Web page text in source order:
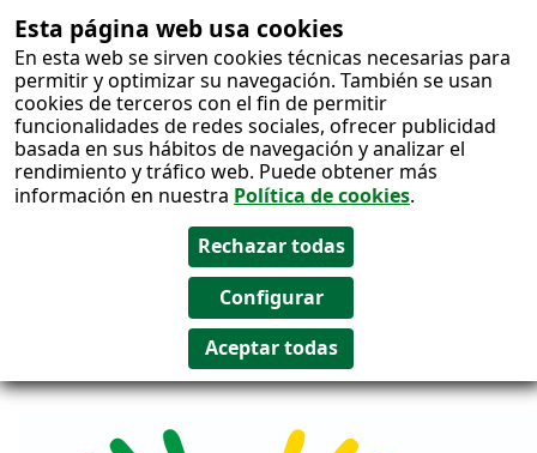
Esta página web usa cookies
En esta web se sirven cookies técnicas necesarias para
permitir y optimizar su navegación. También se usan
cookies de terceros con el fin de permitir
funcionalidades de redes sociales, ofrecer publicidad
basada en sus hábitos de navegación y analizar el
rendimiento y tráfico web. Puede obtener más
información en nuestra Política de cookies.
Salto al
contenido